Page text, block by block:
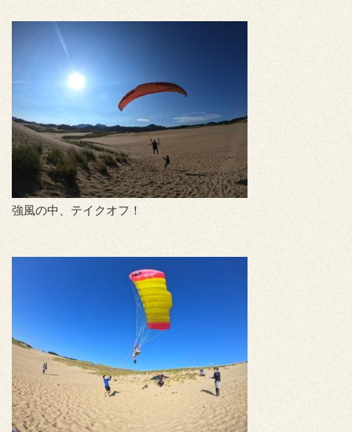
強風の中、テイクオフ！